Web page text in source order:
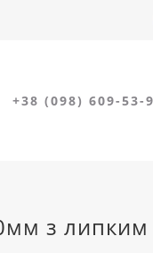
+38 (098) 609-53-
з